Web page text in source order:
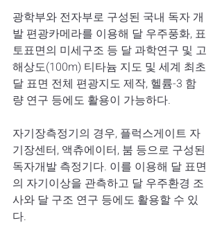
광학부와 전자부로 구성된 국내 독자 개
발 편광카메라를 이용해 달 우주풍화, 표
토표면의 미세구조 등 달 과학연구 및 고
해상도(100m) 티타늄 지도 및 세계 최초
달 표면 전체 편광지도 제작, 헬륨-3 함
량 연구 등에도 활용이 가능하다.
자기장측정기의 경우, 플럭스게이트 자
기장센터, 액츄에이터, 붐 등으로 구성된
독자개발 측정기다. 이를 이용해 달 표면
의 자기이상을 관측하고 달 우주환경 조
사와 달 구조 연구 등에도 활용할 수 있
다.